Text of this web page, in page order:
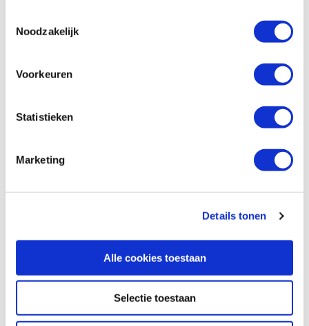
Noodzakelijk
Voorkeuren
Statistieken
Marketing
Details tonen
Alle cookies toestaan
Selectie toestaan
Specificaties, tekeningen en plattegrond van de camper zijn
garantie dat de maximale bezetting voldoende comfortabel is.
Afmetingen en het interieur kunnen in werkelijkheid afwijken van
Victoria CamperHolidays is niet aansprakelijk voor deze afwijkingen
en tussentijdse wijzigingen door de camperverhuurder. Als de
camperverhuurder, om onvoorziene omstandigheden, het
geboekte campertype niet kan leveren, behoudt ze zich het recht
voor een gelijkwaardig of groter type te leveren. Extra kosten die
hierdoor ontstaan (bijvoorbeeld extra brandstof of meerkosten bij
de ferry overtocht) worden niet vergoed.